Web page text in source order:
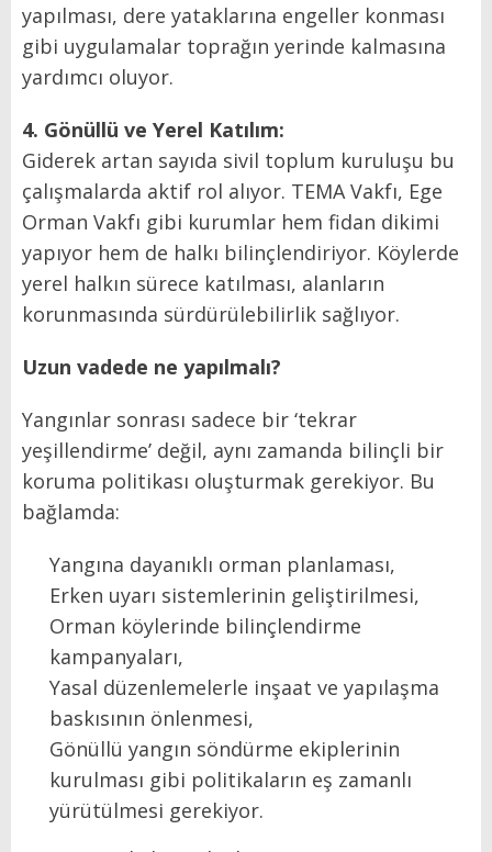
yapılması, dere yataklarına engeller konması
gibi uygulamalar toprağın yerinde kalmasına
yardımcı oluyor.
4. Gönüllü ve Yerel Katılım:
Giderek artan sayıda sivil toplum kuruluşu bu
çalışmalarda aktif rol alıyor. TEMA Vakfı, Ege
Orman Vakfı gibi kurumlar hem fidan dikimi
yapıyor hem de halkı bilinçlendiriyor. Köylerde
yerel halkın sürece katılması, alanların
korunmasında sürdürülebilirlik sağlıyor.
Uzun vadede ne yapılmalı?
Yangınlar sonrası sadece bir ‘tekrar
yeşillendirme’ değil, aynı zamanda bilinçli bir
koruma politikası oluşturmak gerekiyor. Bu
bağlamda:
Yangına dayanıklı orman planlaması,
Erken uyarı sistemlerinin geliştirilmesi,
Orman köylerinde bilinçlendirme
kampanyaları,
Yasal düzenlemelerle inşaat ve yapılaşma
baskısının önlenmesi,
Gönüllü yangın söndürme ekiplerinin
kurulması gibi politikaların eş zamanlı
yürütülmesi gerekiyor.